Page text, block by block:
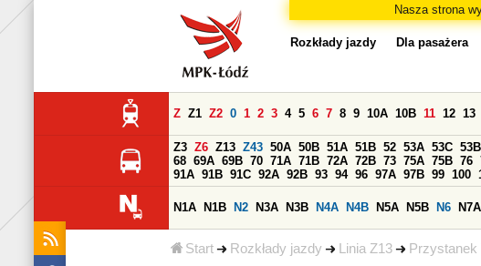
Nasza strona
Start Rozkłady jazdy Linia Z13 Przystanek
Rozkłady jazdy Dla pasażera
Z Z1 Z2 0 1 2 3 4 5 6 7 8 9 10A 10B 11 12 13
Z3 Z6 Z13 Z43 50A 50B 51A 51B 52 53A 53C 53B
68 69A 69B 70 71A 71B 72A 72B 73 75A 75B 76
91A 91B 91C 92A 92B 93 94 96 97A 97B 99 100
N1A N1B N2 N3A N3B N4A N4B N5A N5B N6 N7A